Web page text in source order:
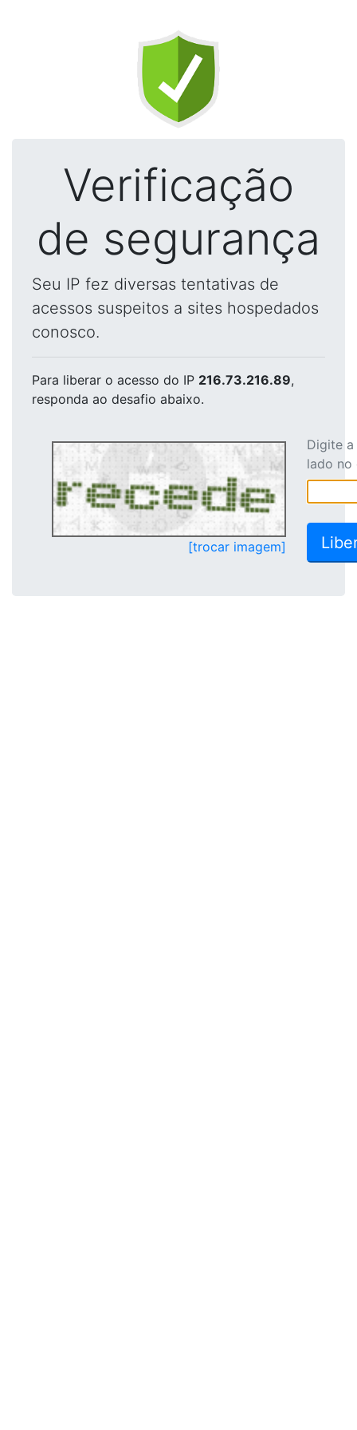
Verificação
de segurança
Seu IP fez diversas tentativas de
acessos suspeitos a sites hospedados
conosco.
Para liberar o acesso do IP 216.73.216.89,
responda ao desafio abaixo.
[trocar imagem]
Digite
lado no